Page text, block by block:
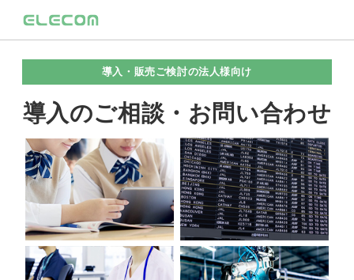
導入・販売ご検討の法人様向け
導入のご相談・お問い合わせ